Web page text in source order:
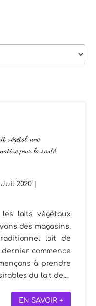
végétal, une
pour la santé
Juil 2020
les laits végétaux
des magasins,
lait de
commence
à prendre
du lait de...
EN SAVOIR +